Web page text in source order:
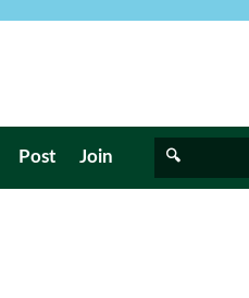
Post Join